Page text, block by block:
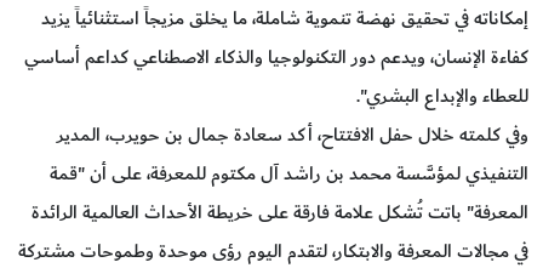
إمكاناته في تحقيق نهضة تنموية شاملة، ما يخلق مزيجاً استثنائياً يزيد
كفاءة الإنسان، ويدعم دور التكنولوجيا والذكاء الاصطناعي كداعم أساسي
للعطاء والإبداع البشري".
وفي كلمته خلال حفل الافتتاح، أكد سعادة جمال بن حويرب، المدير
التنفيذي لمؤسَّسة محمد بن راشد آل مكتوم للمعرفة، على أن "قمة
المعرفة" باتت تُشكل علامة فارقة على خريطة الأحداث العالمية الرائدة
في مجالات المعرفة والابتكار، لتقدم اليوم رؤى موحدة وطموحات مشتركة